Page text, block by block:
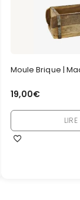
Moule Brique |
19,00€